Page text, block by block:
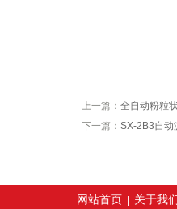
上一篇： 全自动粉粒
下一篇： SX-2B3自动
网站首页 关于我